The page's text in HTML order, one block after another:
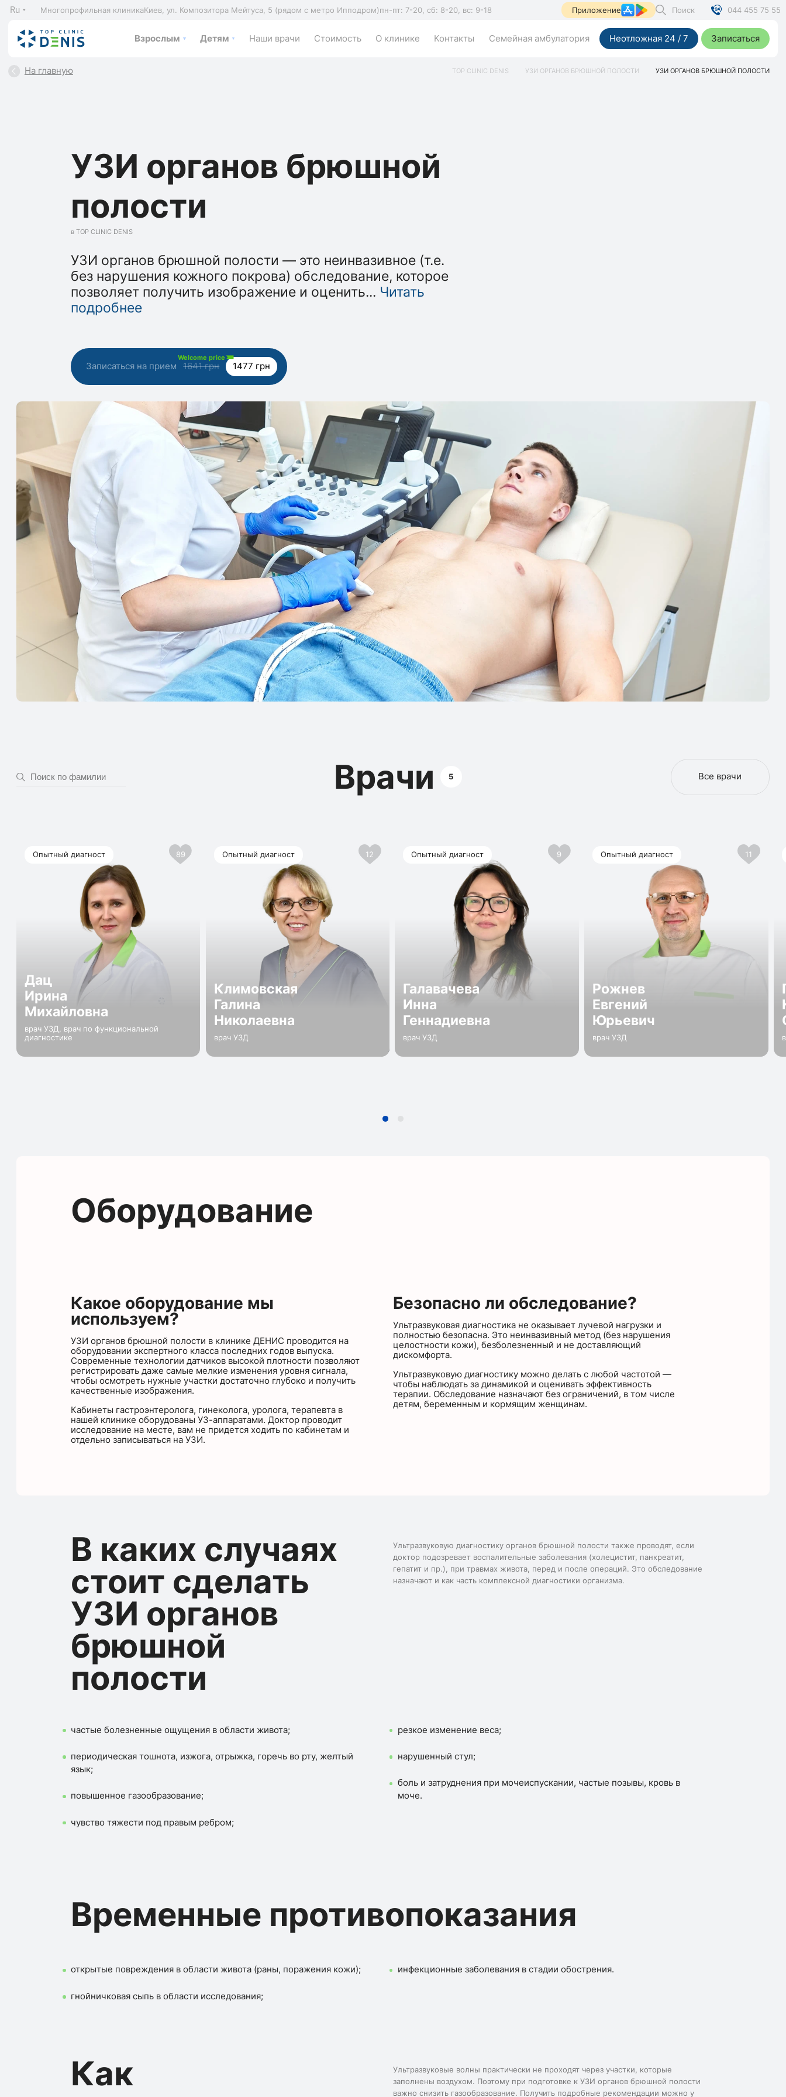
Ru Многопрофильная клиникаКиев, ул. Композитора Мейтуса, 5 (рядом с метро Ипподром)пн-пт: 7-20, сб: 8-20, вс: 9-18 Приложение Поиск 044 455 75 55
Взрослым Детям Наши врачи Стоимость О клинике Контакты Семейная амбулатория Неотложная 24 / 7 Записаться
На главную TOP CLINIC DENIS УЗИ ОРГАНОВ БРЮШНОЙ ПОЛОСТИ УЗИ ОРГАНОВ БРЮШНОЙ ПОЛОСТИ
УЗИ органов брюшной
полости
в TOP CLINIC DENIS
УЗИ органов брюшной полости — это неинвазивное (т.е.
без нарушения кожного покрова) обследование, которое
позволяет получить изображение и оценить... Читать
подробнее
Записаться на прием
Welcome price
1641 грн 1477 грн
Врачи 5 Все врачи
Опытный диагност 89
Дац
Ирина
Михайловна
врач УЗД, врач по функциональной
диагностике
Опытный диагност 12
Климовская
Галина
Николаевна
врач УЗД
Опытный диагност 9
Галавачева
Инна
Геннадиевна
врач УЗД
Опытный диагност 11
Рожнев
Евгений
Юрьевич
врач УЗД
Оборудование
Какое оборудование мы
используем?
УЗИ органов брюшной полости в клинике ДЕНИС проводится на
оборудовании экспертного класса последних годов выпуска.
Современные технологии датчиков высокой плотности позволяют
регистрировать даже самые мелкие изменения уровня сигнала,
чтобы осмотреть нужные участки достаточно глубоко и получить
качественные изображения.
Кабинеты гастроэнтеролога, гинеколога, уролога, терапевта в
нашей клинике оборудованы УЗ-аппаратами. Доктор проводит
исследование на месте, вам не придется ходить по кабинетам и
отдельно записываться на УЗИ.
Безопасно ли обследование?
Ультразвуковая диагностика не оказывает лучевой нагрузки и
полностью безопасна. Это неинвазивный метод (без нарушения
целостности кожи), безболезненный и не доставляющий
дискомфорта.
Ультразвуковую диагностику можно делать с любой частотой —
чтобы наблюдать за динамикой и оценивать эффективность
терапии. Обследование назначают без ограничений, в том числе
детям, беременным и кормящим женщинам.
В каких случаях
стоит сделать
УЗИ органов
брюшной
полости
Ультразвуковую диагностику органов брюшной полости также проводят, если
доктор подозревает воспалительные заболевания (холецистит, панкреатит,
гепатит и пр.), при травмах живота, перед и после операций. Это обследование
назначают и как часть комплексной диагностики организма.
частые болезненные ощущения в области живота;
периодическая тошнота, изжога, отрыжка, горечь во рту, желтый
язык;
повышенное газообразование;
чувство тяжести под правым ребром;
резкое изменение веса;
нарушенный стул;
боль и затруднения при мочеиспускании, частые позывы, кровь в
моче.
Временные противопоказания
открытые повреждения в области живота (раны, поражения кожи);
гнойничковая сыпь в области исследования;
инфекционные заболевания в стадии обострения.
Как
Ультразвуковые волны практически не проходят через участки, которые
заполнены воздухом. Поэтому при подготовке к УЗИ органов брюшной полости
важно снизить газообразование. Получить подробные рекомендации можно у